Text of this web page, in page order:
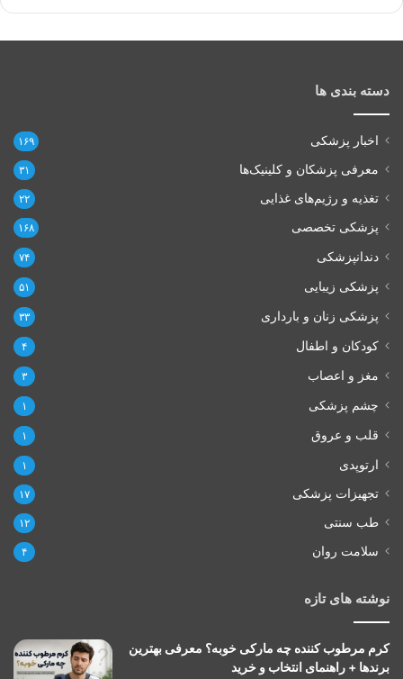
دسته بندی ها
اخبار پزشکی ۱۶۹
معرفی پزشکان و کلینیک‌ها ۳۱
تغذیه و رژیم‌های غذایی ۲۲
پزشکی تخصصی ۱۶۸
دندانپزشکی ۷۴
پزشکی زیبایی ۵۱
پزشکی زنان و بارداری ۳۳
کودکان و اطفال ۴
مغز و اعصاب ۳
چشم پزشکی ۱
قلب و عروق ۱
ارتوپدی ۱
تجهیزات پزشکی ۱۷
طب سنتی ۱۲
سلامت روان ۴
نوشته های تازه
کرم مرطوب کننده چه مارکی خوبه؟ معرفی بهترین
برندها + راهنمای انتخاب و خرید